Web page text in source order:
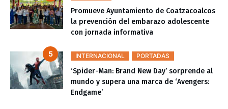
Promueve Ayuntamiento de Coatzacoalcos
la prevención del embarazo adolescente
con jornada informativa
INTERNACIONAL PORTADAS
‘Spider-Man: Brand New Day’ sorprende al
mundo y supera una marca de ‘Avengers:
Endgame’